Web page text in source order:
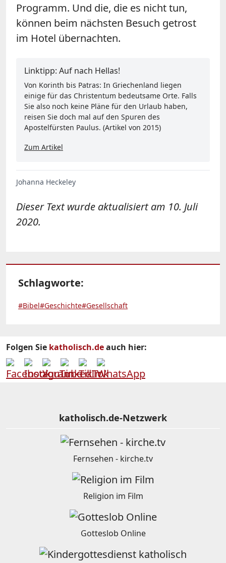
Programm. Und die, die es nicht tun,
können beim nächsten Besuch getrost
im Hotel übernachten.
Linktipp: Auf nach Hellas!
Von Korinth bis Patras: In Griechenland liegen
einige für das Christentum bedeutsame Orte. Falls
Sie also noch keine Pläne für den Urlaub haben,
reisen Sie doch mal auf den Spuren des
Apostelfürsten Paulus. (Artikel von 2015)
Zum Artikel
Johanna Heckeley
Dieser Text wurde aktualisiert am 10. Juli
2020.
Schlagworte:
#Bibel#Geschichte#Gesellschaft
Folgen Sie katholisch.deauch hier:
katholisch.de-Netzwerk
Fernsehen - kirche.tv
Religion im Film
Gotteslob Online